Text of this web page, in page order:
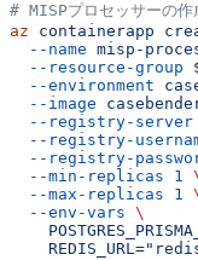
# MISPプロセッサーの作
az containerapp
  --name
misp-
  --resource-group
  --environment
  --image
  --registry-server
--registry-
--registry-
  --min-replicas
1
  --max-replicas
1
  --env-vars
\